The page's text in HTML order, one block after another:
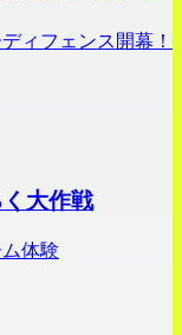
ィフェンス開幕！
大作戦
体験